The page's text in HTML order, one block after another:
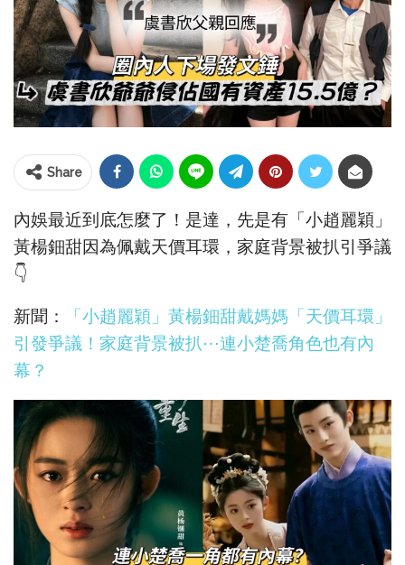
Share
內娛最近到底怎麼了！是達，先是有「小趙麗穎」
黃楊鈿甜因為佩戴天價耳環，家庭背景被扒引爭議
👇
新聞：
「小趙麗穎」黃楊鈿甜戴媽媽「天價耳環」
引發爭議！家庭背景被扒⋯連小楚喬角色也有內
幕？